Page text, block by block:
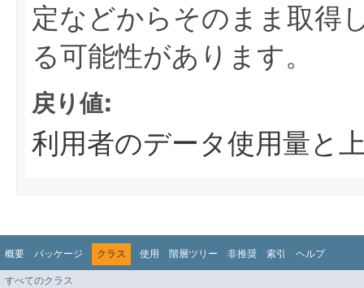
定などからそのまま取得
る可能性があります。
戻り値:
利用者のデータ使用量と
概要 パッケージ クラス 使用 階層ツリー 非推奨 索引 ヘルプ
すべてのクラス